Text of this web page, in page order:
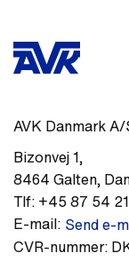
AVK Danmark A/
Bizonvej 1,
8464 Galten,
Tlf: +45 87 54
E-mail: Send e-
CVR-nummer: